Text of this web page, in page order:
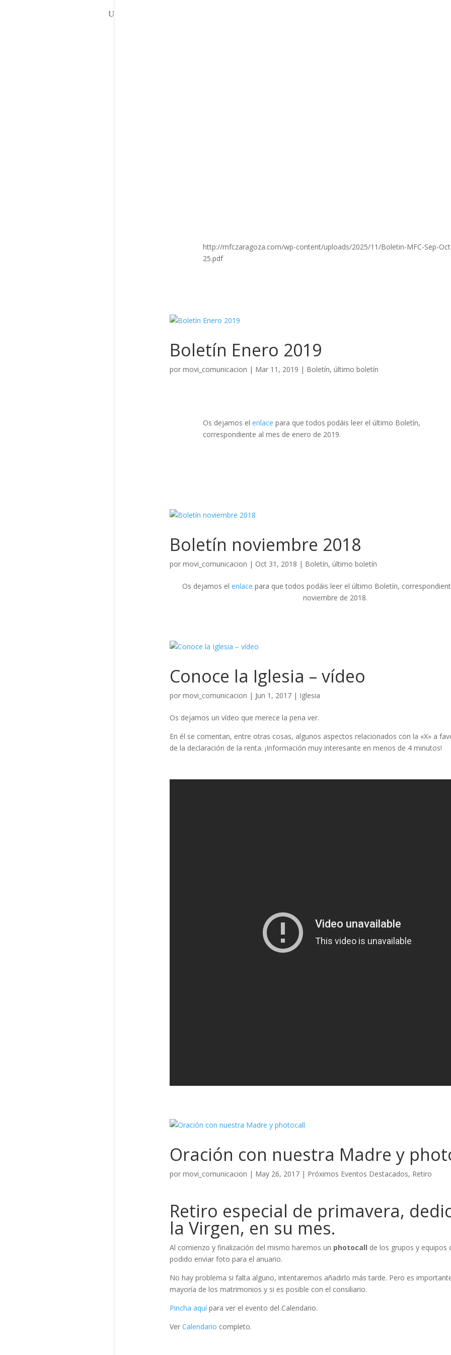
http://mfczaragoza.com/wp-content/uploads/2025/11/Boletin-MFC-Sep-
25.pdf
Boletín Enero 2019
por movi_comunicacion | Mar 11, 2019 | Boletín, último boletín
Os dejamos el enlace para que todos podáis leer el último Boletín,
correspondiente al mes de enero de 2019.
Boletín noviembre 2018
por movi_comunicacion | Oct 31, 2018 | Boletín, último boletín
Os dejamos el enlace para que todos podáis leer el último Boletín,
noviembre de 2018.
Conoce la Iglesia – vídeo
por movi_comunicacion | Jun 1, 2017| Iglesia
Os dejamos un vídeo que merece la pena ver.
En él se comentan, entre otras cosas, algunos aspectos relacionados con la «X» a
de la declaración de la renta. ¡Información muy interesante en menos de 4 minutos!
Oración con nuestra Madre y
por movi_comunicacion | May 26, 2017| Próximos Eventos Destacados, Retiro
Retiro especial de primavera,
la Virgen, en su mes.
Al comienzo y finalización del mismo haremos un photocall de los grupos y equipos
podido enviar foto para el anuario.
No hay problema si falta alguno, intentaremos añadirlo más tarde. Pero es
mayoría de los matrimonios y si es posible con el consiliario.
Pincha aquípara ver el evento del Calendario.
Ver Calendario completo.